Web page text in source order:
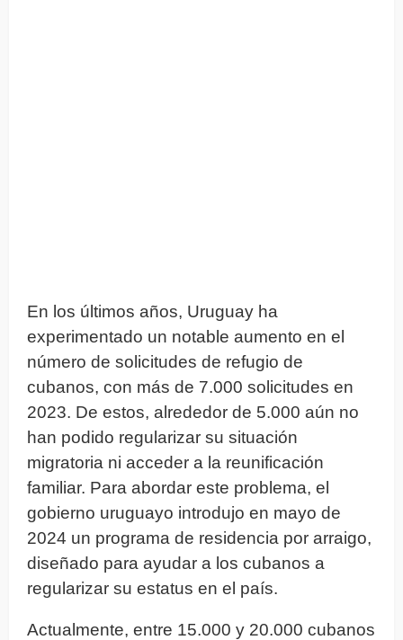
En los últimos años, Uruguay ha
experimentado un notable aumento en el
número de solicitudes de refugio de
cubanos, con más de 7.000 solicitudes en
2023. De estos, alrededor de 5.000 aún no
han podido regularizar su situación
migratoria ni acceder a la reunificación
familiar. Para abordar este problema, el
gobierno uruguayo introdujo en mayo de
2024 un programa de residencia por arraigo,
diseñado para ayudar a los cubanos a
regularizar su estatus en el país.
Actualmente, entre 15.000 y 20.000 cubanos